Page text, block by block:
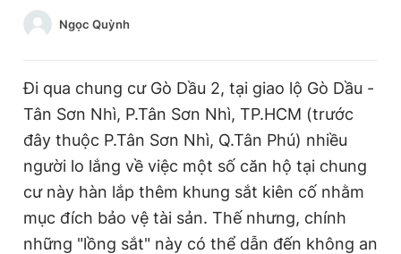
Chuyên mục khác
Tin thị trường Tin 360
Video Magazine
Sản phẩm khác
Tin đã xem
Đăng xuất
Ngọc Quỳnh
Đi qua chung cư Gò Dầu 2, tại giao lộ Gò Dầu -
Tân Sơn Nhì, P.Tân Sơn Nhì, TP.HCM (trước
đây thuộc P.Tân Sơn Nhì, Q.Tân Phú) nhiều
người lo lắng về việc một số căn hộ tại chung
cư này hàn lắp thêm khung sắt kiên cố nhằm
mục đích bảo vệ tài sản. Thế nhưng, chính
những "lồng sắt" này có thể dẫn đến không an